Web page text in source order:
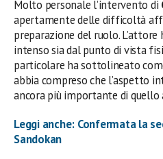
Molto personale l’intervento di
apertamente delle difficoltà
preparazione del ruolo.
intenso sia dal punto di vista
particolare ha sottolineato
abbia compreso che l’aspetto
ancora più importante di quello
Leggi anche: Confermata la
Sandokan